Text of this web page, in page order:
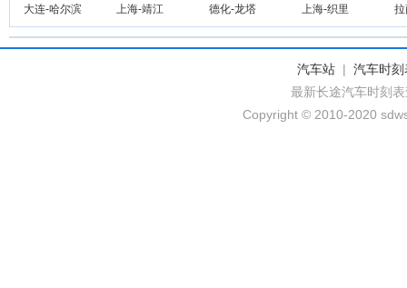
大连-哈尔滨
上海-靖江 德化-龙塔 上海-织里
汽车站 | 汽车时刻
最新长途汽车时刻
Copyright © 2010-2020